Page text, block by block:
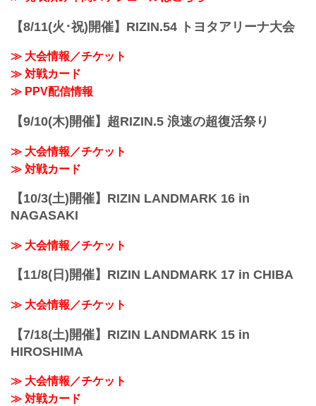
全試合リアルタイムで視聴しよう！
【8/11(火･祝)開催】RIZIN.54 トヨタアリーナ大会
≫ 大会情報／チケット
≫ 対戦カード
≫ PPV配信情報
【9/10(木)開催】超RIZIN.5 浪速の超復活祭り
≫ 大会情報／チケット
≫ 対戦カード
【10/3(土)開催】RIZIN LANDMARK 16 in
NAGASAKI
≫ 大会情報／チケット
【11/8(日)開催】RIZIN LANDMARK 17 in CHIBA
≫ 大会情報／チケット
【7/18(土)開催】RIZIN LANDMARK 15 in
HIROSHIMA
≫ 大会情報／チケット
≫ 対戦カード